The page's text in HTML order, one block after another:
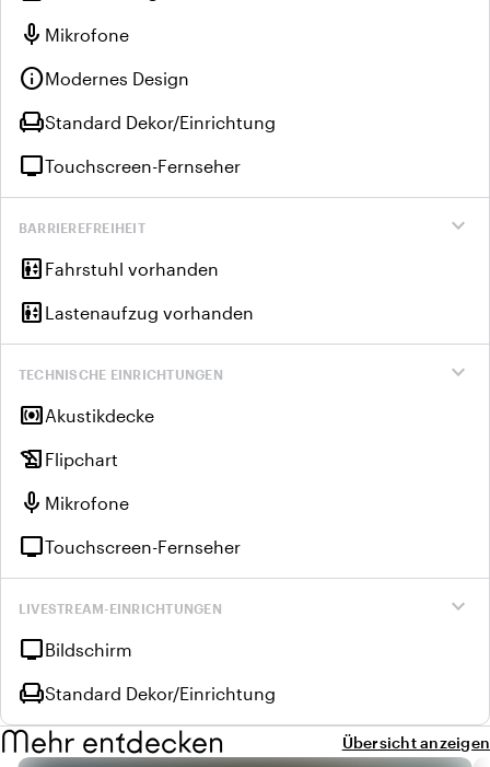
mic Mikrofone
infoModernes Design
chairStandard Dekor/Einrichtung
tvTouchscreen-Fernseher
expand_more
BARRIEREFREIHEIT
elevator Fahrstuhl vorhanden
elevator Lastenaufzug vorhanden
expand_more
TECHNISCHE EINRICHTUNGEN
surround_soundAkustikdecke
history_edu Flipchart
mic Mikrofone
tvTouchscreen-Fernseher
expand_more
LIVESTREAM-EINRICHTUNGEN
tvBildschirm
chairStandard Dekor/Einrichtung
Mehr entdecken Übersicht anzeigen